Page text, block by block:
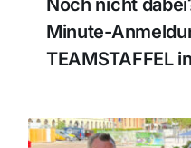
Noch nicht
Minute-
TEAMSTAFFEL